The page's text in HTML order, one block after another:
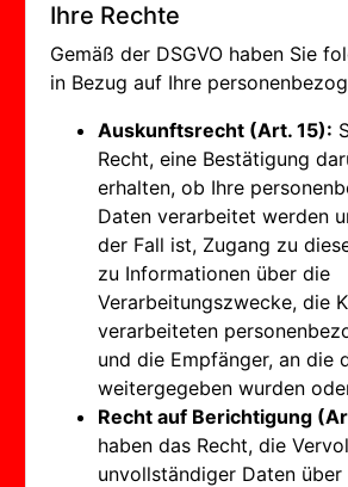
Ihre Rechte
Gemäß der DSGVO haben Sie
in Bezug auf Ihre
Auskunftsrecht (Art. 15):
Recht, eine Bestätigung
erhalten, ob Ihre
Daten verarbeitet werden
der Fall ist, Zugang zu
zu Informationen über die
Verarbeitungszwecke, die
verarbeiteten
und die Empfänger, an die
weitergegeben wurden
Recht auf Berichtigung
haben das Recht, die
unvollständiger Daten